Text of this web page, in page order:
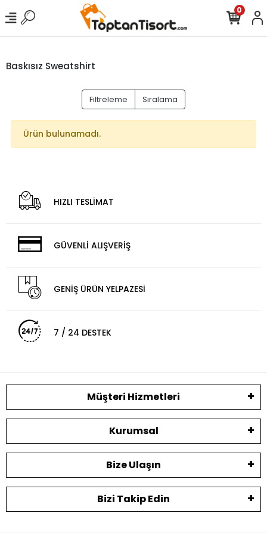
0
Baskısız Sweatshirt
Filtreleme Sıralama
Ürün bulunamadı.
HIZLI TESLİMAT
GÜVENLİ ALIŞVERİŞ
GENİŞ ÜRÜN YELPAZESİ
7 / 24 DESTEK
Müşteri Hizmetleri
Kurumsal
Bize Ulaşın
Bizi Takip Edin